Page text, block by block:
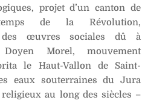
projet d’un canton de
de la Révolution,
des œuvres sociales dû à
Morel, mouvement
le Haut-Vallon de Saint-
eaux souterraines du Jura
au long des siècles –